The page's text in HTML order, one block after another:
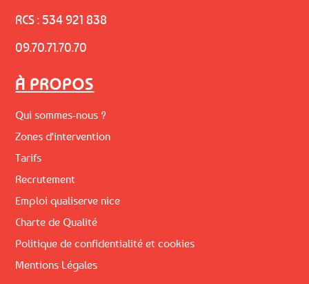
RCS : 534 921 838
09.70.71.70.70
À PROPOS
Qui sommes-nous ?
Zones d'intervention
Tarifs
Recrutement
Emploi qualiserve nice
Charte de Qualité
Politique de confidentialité et cookies
Mentions Légales